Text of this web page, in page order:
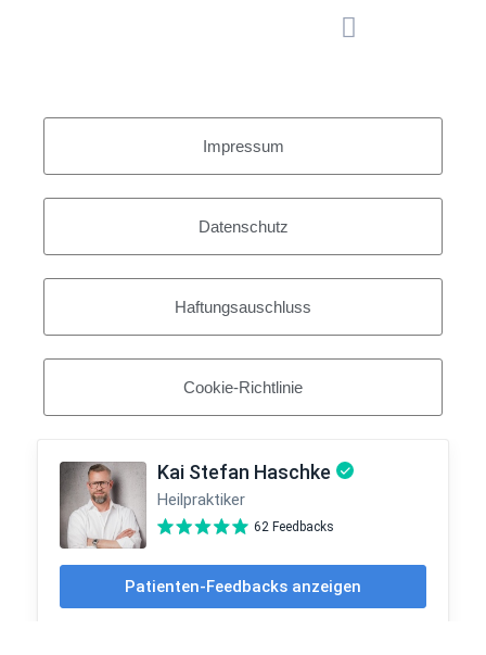
Impressum
Datenschutz
Haftungsauschluss
Cookie-Richtlinie